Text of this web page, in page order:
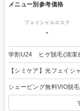
メニュー別参考価格
フェイシャルエステ
-
学割U24 ヒゲ脱毛(清
【シミケア】光フェイシ
シェービング無料VIO